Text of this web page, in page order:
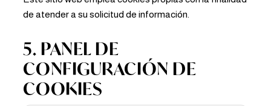
de atender a su solicitud de información.
5. PANEL DE
CONFIGURACIÓN DE
COOKIES